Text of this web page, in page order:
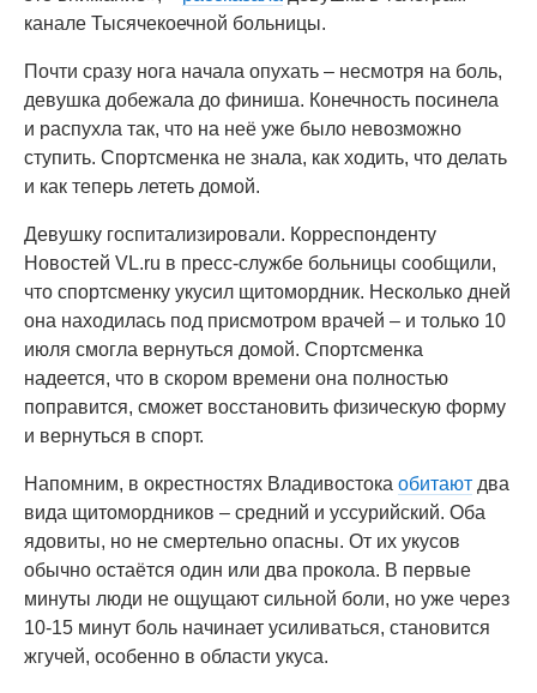
канале Тысячекоечной больницы.
Почти сразу нога начала опухать – несмотря на боль,
девушка добежала до финиша. Конечность посинела
и распухла так, что на неё уже было невозможно
ступить. Спортсменка не знала, как ходить, что делать
и как теперь лететь домой.
Девушку госпитализировали. Корреспонденту
Новостей VL.ru в пресс-службе больницы сообщили,
что спортсменку укусил щитомордник. Несколько дней
она находилась под присмотром врачей – и только 10
июля смогла вернуться домой. Спортсменка
надеется, что в скором времени она полностью
поправится, сможет восстановить физическую форму
и вернуться в спорт.
Напомним, в окрестностях Владивостока обитают два
вида щитомордников – средний и уссурийский. Оба
ядовиты, но не смертельно опасны. От их укусов
обычно остаётся один или два прокола. В первые
минуты люди не ощущают сильной боли, но уже через
10-15 минут боль начинает усиливаться, становится
жгучей, особенно в области укуса.